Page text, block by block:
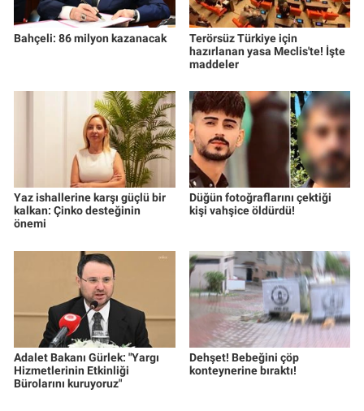
Bahçeli: 86 milyon kazanacak
Terörsüz Türkiye için
hazırlanan yasa Meclis'te! İşte
maddeler
Yaz ishallerine karşı güçlü bir
kalkan: Çinko desteğinin
önemi
Düğün fotoğraflarını çektiği
kişi vahşice öldürdü!
Adalet Bakanı Gürlek: "Yargı
Hizmetlerinin Etkinliği
Bürolarını kuruyoruz"
Dehşet! Bebeğini çöp
konteynerine bıraktı!